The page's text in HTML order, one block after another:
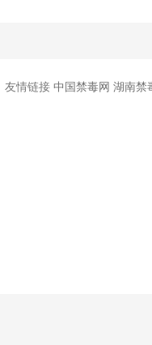
友情链接 中国禁毒网 湖南禁